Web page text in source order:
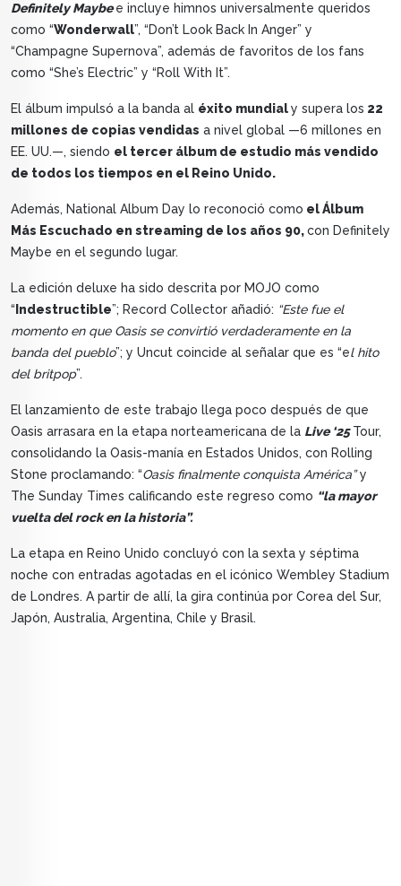
Definitely Maybee incluye himnos universalmente queridos
como “Wonderwall”, “Don’t Look Back In Anger” y
“Champagne Supernova”, además de favoritos de los fans
como “She’s Electric” y “Roll With It”.
El álbum impulsó a la banda al éxito mundialy supera los 22
millones de copias vendidas a nivel global —6 millones en
EE. UU.—, siendo el tercer álbum de estudio más vendido
de todos los tiempos en el Reino Unido.
Además, National Album Day lo reconoció como el Álbum
Más Escuchado en streaming de los años 90,con Definitely
Maybe en el segundo lugar.
La edición deluxe ha sido descrita por MOJO como
“ Indestructible”; Record Collector añadió: “Este fue el
momento en que Oasis se convirtió verdaderamente en la
banda del pueblo”; y Uncut coincide al señalar que es “el hito
del britpop”.
El lanzamiento de este trabajo llega poco después de que
Oasis arrasara en la etapa norteamericana de la Live ‘25Tour,
consolidando la Oasis-manía en Estados Unidos, con Rolling
Stone proclamando: “Oasis finalmente conquista América”y
The Sunday Times calificando este regreso como “la mayor
vuelta del rock en la historia”.
La etapa en Reino Unido concluyó con la sexta y séptima
noche con entradas agotadas en el icónico Wembley Stadium
de Londres. A partir de allí, la gira continúa por Corea del Sur,
Japón, Australia, Argentina, Chile y Brasil.